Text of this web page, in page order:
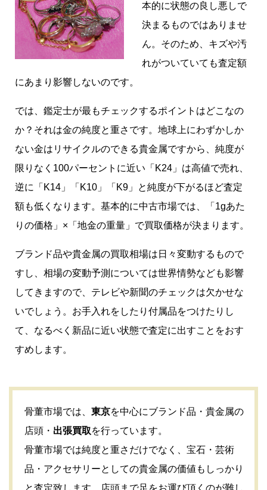
本的に状態の良し悪しで
決まるものではありませ
ん。そのため、キズや汚
れがついていても査定額
にあまり影響しないのです。
では、鑑定士が最もチェックするポイントはどこなの
か？それは金の純度と重さです。地球上にわずかしか
ない金はリサイクルのできる貴金属ですから、純度が
限りなく100パーセントに近い「K24」は高値で売れ、
逆に「K14」「K10」「K9」と純度が下がるほど査定
額も低くなります。基本的に中古市場では、「1gあた
りの価格」×「地金の重量」で買取価格が決まります。
ブランド品や貴金属の買取相場は日々変動するもので
すし、相場の変動予測については世界情勢なども影響
してきますので、テレビや新聞のチェックは欠かせな
いでしょう。お手入れをしたり付属品をつけたりし
て、なるべく新品に近い状態で査定に出すことをおす
すめします。
骨董市場では、 東京を中心にブランド品・貴金属の
店頭・ 出張買取を行っています。
骨董市場では純度と重さだけでなく、 宝石 ・芸術
品・ アクセサリーとしての貴金属の価値もしっかり
と査定致します。店頭まで足をお運び頂くのが難し